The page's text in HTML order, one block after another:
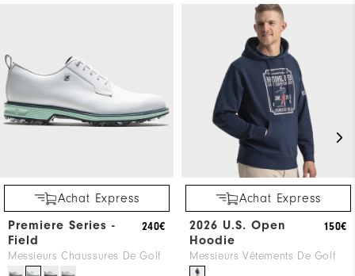
Achat Express
Premiere Series -
Field
Messieurs Chaussures De Golf
240€
Achat Express
2026 U.S. Open
Hoodie
Messieurs Vêtements De Golf
150€